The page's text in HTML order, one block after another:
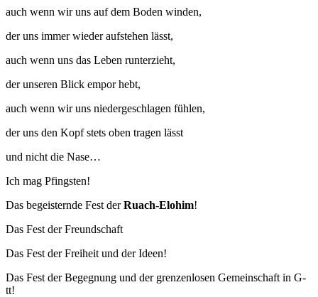
auch wenn wir uns auf dem Boden winden,
der uns immer wieder aufstehen lässt,
auch wenn uns das Leben runterzieht,
der unseren Blick empor hebt,
auch wenn wir uns niedergeschlagen fühlen,
der uns den Kopf stets oben tragen lässt
und nicht die Nase…
Ich mag Pfingsten!
Das begeisternde Fest derRuach-Elohim!
Das Fest der Freundschaft
Das Fest der Freiheit und der Ideen!
Das Fest der Begegnung und der grenzenlosen Gemeinschaft in G-
tt!